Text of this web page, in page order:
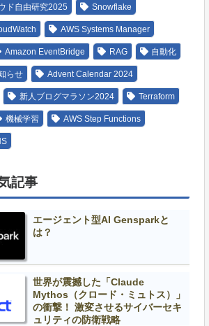
ド自由研究2025 Snowflake
AWS Systems Manager
Amazon EventBridge RAG 自動化
らせ Advent Calendar 2024
新人ブログマラソン2024 Terraform
機械学習 AWS Step Functions
記事
エージェント型AI Gensparkと
は？
世界が震撼した「Claude
Mythos（クロード・ミュトス）」
の衝撃！ 激変させるサイバーセキ
ュリティの防衛戦略